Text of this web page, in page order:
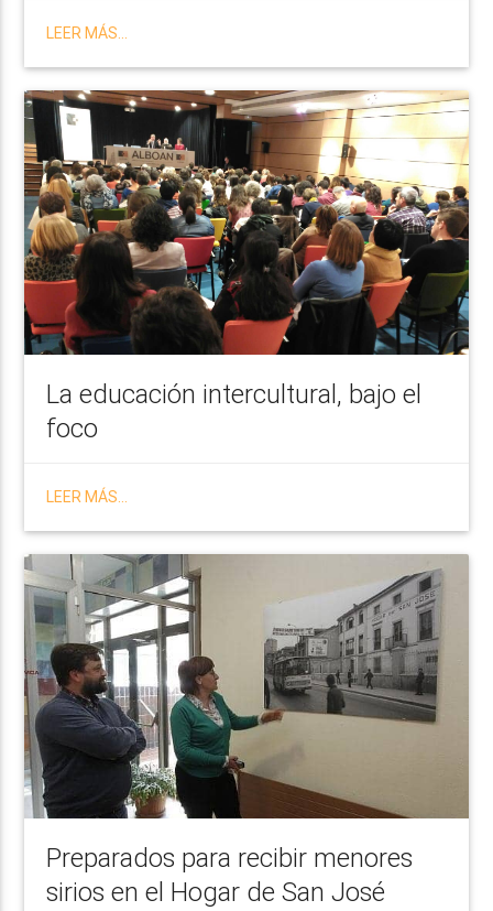
LEER MÁS...
La educación intercultural, bajo el
foco
LEER MÁS...
Preparados para recibir menores
sirios en el Hogar de San José